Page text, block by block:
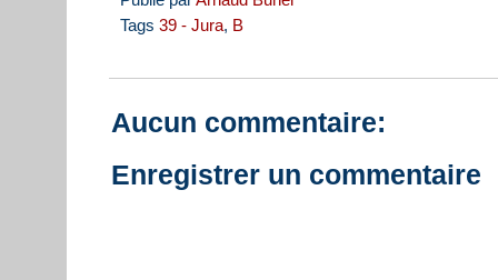
Tags 39 - Jura, B
Aucun commentaire:
Enregistrer un commentaire